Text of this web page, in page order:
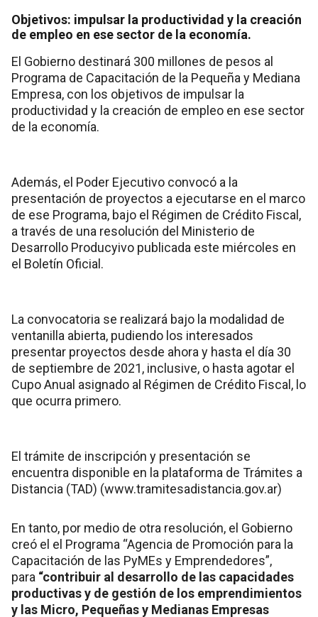
Objetivos: impulsar la productividad y la creación
de empleo en ese sector de la economía.
El Gobierno destinará 300 millones de pesos al
Programa de Capacitación de la Pequeña y Mediana
Empresa, con los objetivos de impulsar la
productividad y la creación de empleo en ese sector
de la economía.
Además, el Poder Ejecutivo convocó a la
presentación de proyectos a ejecutarse en el marco
de ese Programa, bajo el Régimen de Crédito Fiscal,
a través de una resolución del Ministerio de
Desarrollo Producyivo publicada este miércoles en
el Boletín Oficial.
La convocatoria se realizará bajo la modalidad de
ventanilla abierta, pudiendo los interesados
presentar proyectos desde ahora y hasta el día 30
de septiembre de 2021, inclusive, o hasta agotar el
Cupo Anual asignado al Régimen de Crédito Fiscal, lo
que ocurra primero.
El trámite de inscripción y presentación se
encuentra disponible en la plataforma de Trámites a
Distancia (TAD) (www.tramitesadistancia.gov.ar)
En tanto, por medio de otra resolución, el Gobierno
creó el el Programa “Agencia de Promoción para la
Capacitación de las PyMEs y Emprendedores”,
para “contribuir al desarrollo de las capacidades
productivas y de gestión de los emprendimientos
y las Micro, Pequeñas y Medianas Empresas